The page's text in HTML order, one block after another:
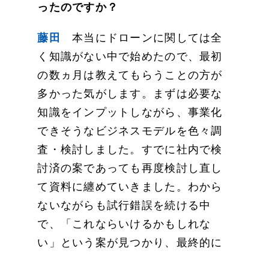
ったのですか？
藤田
本当にドローンに関しては全
く知識がない中で始めたので、最初
の数ヵ月は教えてもらうことの方が
多かった気がします。まずは必要な
知識をインプットしながら、事業化
できそうなビジネスモデルを色々調
査・検討しました。すでに社内で検
討済の案であっても再度検討し直し
て資料に纏めていきました。わから
ないながらも試行錯誤を続ける中
で、「これならいけるかもしれな
い」という案が見つかり、最終的に